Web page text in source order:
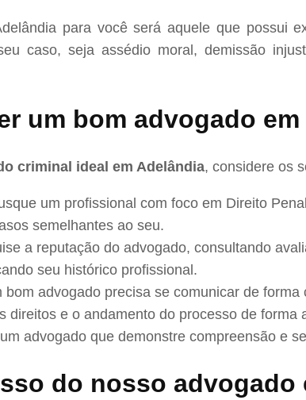
para você será aquele que possui
caso, seja assédio moral, demissão
um bom advogado
criminal ideal em Adelândia, considere os
um profissional com foco em Direito
semelhantes ao seu.
a reputação do advogado, consultando
seu histórico profissional.
bom advogado precisa se comunicar de forma
direitos e o andamento do processo de forma
advogado que demonstre compreensão e
do nosso advogado